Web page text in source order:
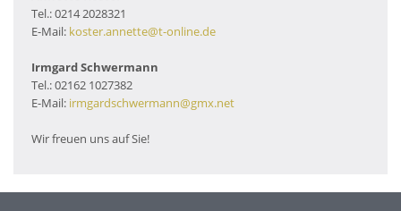
Tel.: 0214 2028321
E-Mail: koster.annette@t-online.de
Irmgard Schwermann
Tel.: 02162 1027382
E-Mail: irmgardschwermann@gmx.net
Wir freuen uns auf Sie!